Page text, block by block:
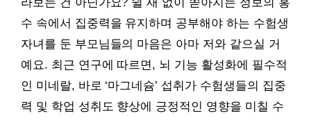
수 속에서 집중력을 유지하며 공부해야 하는 수험생
자녀를 둔 부모님들의 마음은 아마 저와 같으실 거
예요. 최근 연구에 따르면, 뇌 기능 활성화에 필수적
인 미네랄, 바로 ‘마그네슘’ 섭취가 수험생들의 집중
력 및 학업 성취도 향상에 긍정적인 영향을 미칠 수